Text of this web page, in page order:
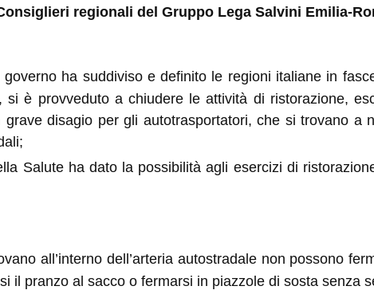
regionali del Gruppo Lega Salvini Emilia-
ha suddiviso e definito le regioni italiane in
è provveduto a chiudere le attività di ristorazione,
disagio per gli autotrasportatori, che si trovano a
Salute ha dato la possibilità agli esercizi di
all’interno dell’arteria autostradale non possono
il pranzo al sacco o fermarsi in piazzole di sosta senza